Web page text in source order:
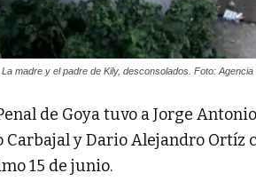
madre y el padre de Kily, desconsolados. Foto:
de Goya tuvo a Jorge
y Dario Alejandro Ortíz
15 de junio.